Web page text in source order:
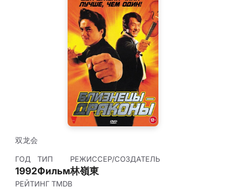
双龙会
ГОД
1992
ТИП
Фильм
РЕЖИССЕР/СОЗДАТЕЛЬ
林嶺東
РЕЙТИНГ TMDB